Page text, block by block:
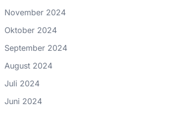
November 2024
Oktober 2024
September 2024
August 2024
Juli 2024
Juni 2024